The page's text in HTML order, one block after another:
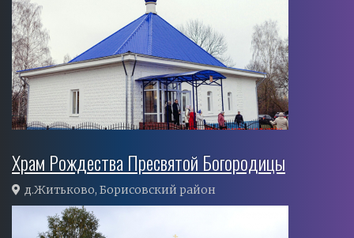
Храм Рождества Пресвятой Богородицы
д.Житьково, Борисовский район